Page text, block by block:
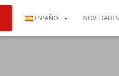
ESPAÑOL NOVEDADES